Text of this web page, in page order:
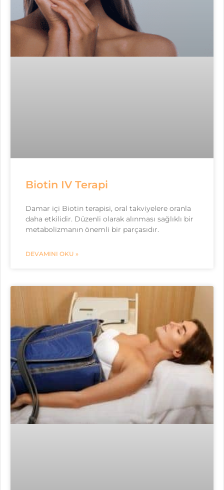
Biotin IV Terapi
Damar içi Biotin terapisi, oral takviyelere oranla
daha etkilidir. Düzenli olarak alınması sağlıklı bir
metabolizmanın önemli bir parçasıdır.
DEVAMINI OKU »